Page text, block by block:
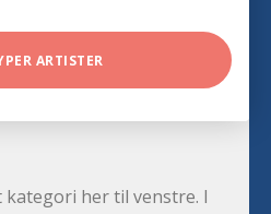
ARTISTER
her til venstre. I